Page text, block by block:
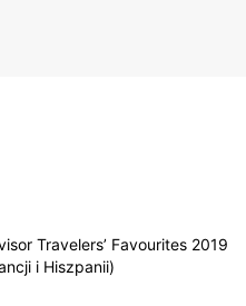
Travelers’ Favourites 2019
i Hiszpanii)